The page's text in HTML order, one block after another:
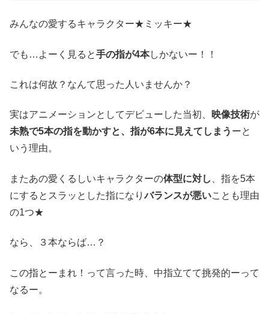
みんなの愛するキャラクター★ミッキー★
でも…よーく見ると手の指が4本しかないー！！
これは何故？なんて思った人いませんか？
実はアニメーションとしてデビューした当初、 映像技術が
未熟で5本の指を動かすと、指が6本に見えてしまう ーと
いう理由。
またあの愛くるしいキャラクターの体型に対し
、指を5本
にするとスラッとした指になりバランスが悪いことも理由
の1つ★
なら、３本ならば…？
この指とーまれ！って言った時、中指立てて挑発的ーって
なるー。